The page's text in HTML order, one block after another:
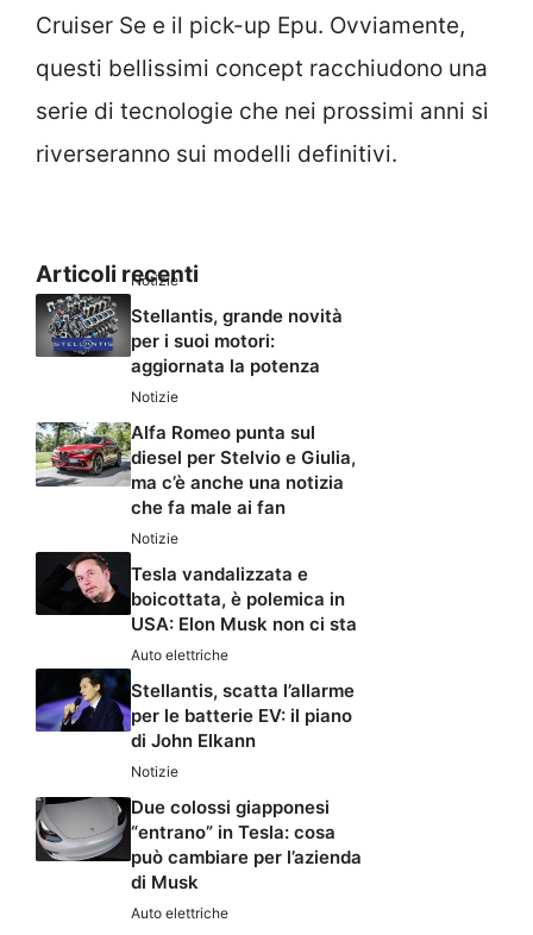
Cruiser Se e il pick-up Epu. Ovviamente,
questi bellissimi concept racchiudono una
serie di tecnologie che nei prossimi anni si
riverseranno sui modelli definitivi.
Articoli recenti
Notizie
Stellantis, grande novità
per i suoi motori:
aggiornata la potenza
Notizie
Alfa Romeo punta sul
diesel per Stelvio e Giulia,
ma c’è anche una notizia
che fa male ai fan
Notizie
Tesla vandalizzata e
boicottata, è polemica in
USA: Elon Musk non ci sta
Auto elettriche
Stellantis, scatta l’allarme
per le batterie EV: il piano
di John Elkann
Notizie
Due colossi giapponesi
“entrano” in Tesla: cosa
può cambiare per l’azienda
di Musk
Auto elettriche